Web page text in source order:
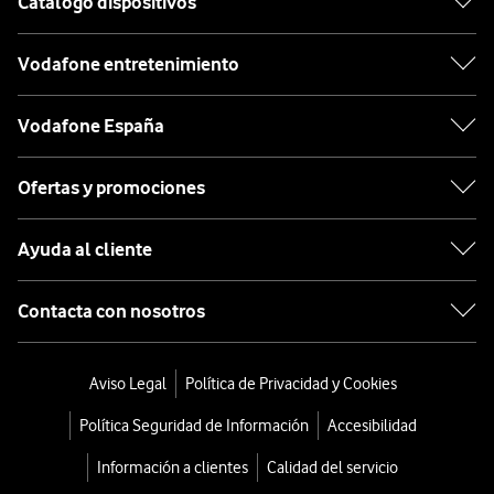
Vodafone entretenimiento
Vodafone España
Ofertas y promociones
Ayuda al cliente
Contacta con nosotros
Aviso Legal Política de Privacidad y Cookies
Política Seguridad de Información Accesibilidad
Información a clientes Calidad del servicio